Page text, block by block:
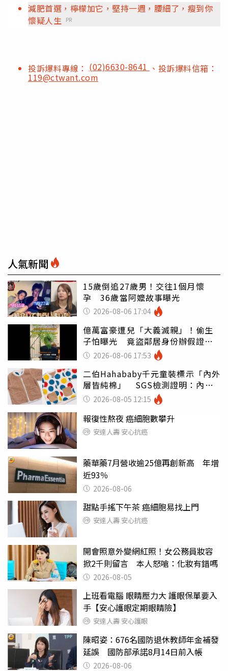
減肥首選，檸檬加它，堅持一週，腰細了，瘦到你
懷疑人生
PR
投訴爆料專線： (02)6630-8641 、投訴爆料信箱：
119@ctwant.com
人氣新聞
15歲倒追27歲男！交往1個月懷
孕 36歲當阿嬤故事曝光
2026-08-06 17:04
億萬富豪遭兒「大義滅親」！偷生
子怕曝光 竟盜鄰居身份辦假證落
戶 2026-08-06 17:53
二伯Hahababy千元童裝標示「內外
層皆純棉」 SGS檢測證明：內裡
100%聚酯纖維
2026-08-05 12:15
報復性熬夜 癌細胞數攀升
安達人壽 安心抗癌
藥華藥7月營收逾25億再創新高 年增
近93％
2026-08-06
甜點手搖下午茶 癌細胞易找上門
安達人壽 安心抗癌
開會照意外變網紅照！女公務員妝容
掀2千則留言 本人怒嗆：化妝有錯嗎
2026-08-05
上班看電腦 眼睛壓力大 護眼保單要入
手【安心護眼定期眼睛險】
安達人壽 安心護眼
陳昭姿：676名國防退休教師年金補發
延誤 國防部承諾8月14日前入帳
2026-08-06